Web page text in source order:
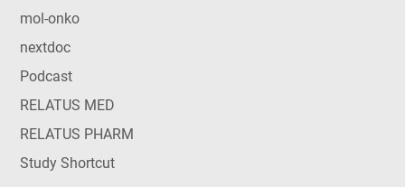
mol-onko
nextdoc
Podcast
RELATUS MED
RELATUS PHARM
Study Shortcut